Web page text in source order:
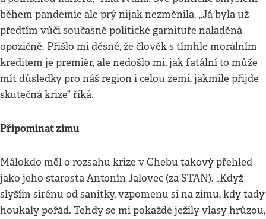
během pandemie ale prý nijak nezměnila. „Já byla už
předtím vůči současné politické garnituře naladěná
opozičně. Přišlo mi děsné, že člověk s tímhle morálním
kreditem je premiér, ale nedošlo mi, jak fatální to může
mít důsledky pro náš region i celou zemi, jakmile přijde
skutečná krize“ říká.
Připomínat zimu
Málokdo měl o rozsahu krize v Chebu takový přehled
jako jeho starosta Antonín Jalovec (za STAN). „Když
slyším sirénu od sanitky, vzpomenu si na zimu, kdy tady
houkaly pořád. Tehdy se mi pokaždé ježily vlasy hrůzou,